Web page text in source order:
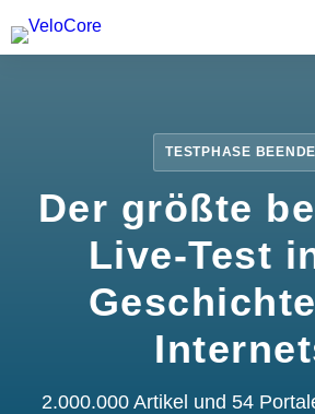
Partnerprogramm
TESTPHASE
Der größte
Live-Test
2.000.000 Artikel und 54